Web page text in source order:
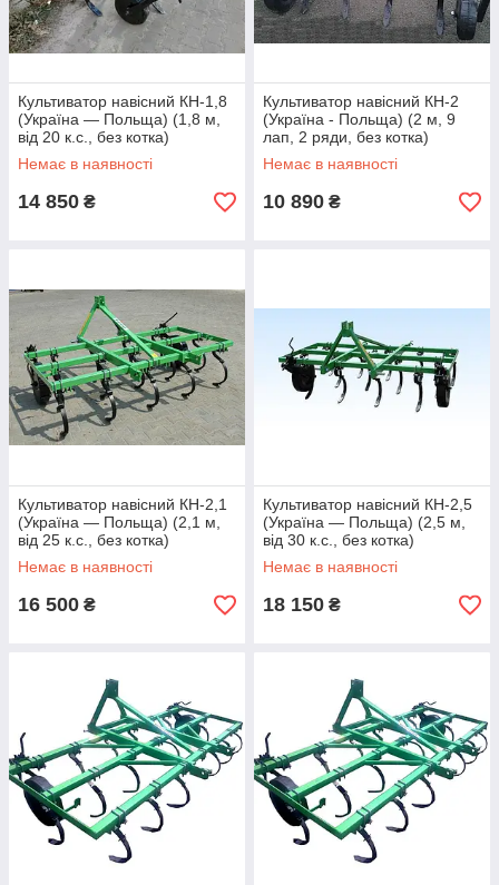
Культиватор навісний КН-1,8
(Україна — Польща) (1,8 м,
від 20 к.с., без котка)
Немає в наявності
14 850 ₴
Культиватор навісний КН-2
(Україна - Польща) (2 м, 9
лап, 2 ряди, без котка)
Немає в наявності
10 890 ₴
Культиватор навісний КН-2,1
(Україна — Польща) (2,1 м,
від 25 к.с., без котка)
Немає в наявності
16 500 ₴
Культиватор навісний КН-2,5
(Україна — Польща) (2,5 м,
від 30 к.с., без котка)
Немає в наявності
18 150 ₴